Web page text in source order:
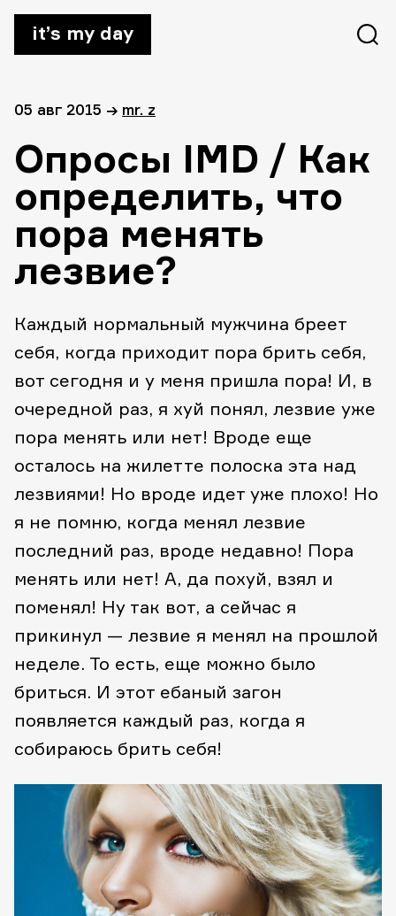
it’s my day
05 авг 2015 → mr. z
Опросы IMD / Как
определить, что
пора менять
лезвие?
Каждый нормальный мужчина бреет
себя, когда приходит пора брить себя,
вот сегодня и у меня пришла пора! И, в
очередной раз, я хуй понял, лезвие уже
пора менять или нет! Вроде еще
осталось на жилетте полоска эта над
лезвиями! Но вроде идет уже плохо! Но
я не помню, когда менял лезвие
последний раз, вроде недавно! Пора
менять или нет! А, да похуй, взял и
поменял! Ну так вот, а сейчас я
прикинул — лезвие я менял на прошлой
неделе. То есть, еще можно было
бриться. И этот ебаный загон
появляется каждый раз, когда я
собираюсь брить себя!